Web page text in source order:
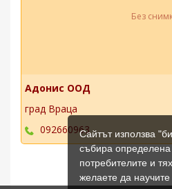
Сайтът използва
събира
потребителите и
желаете да научите
Без
Адонис ООД
град Враца
092660963